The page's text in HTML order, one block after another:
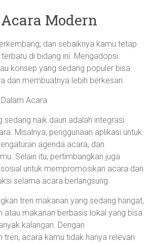
Modern
dan sebaiknya kamu tetap
di bidang ini. Mengadopsi
konsep yang sedang populer bisa
dan membuatnya lebih berkesan.
Acara
sedang naik daun adalah integrasi
Misalnya, penggunaan aplikasi untuk
agenda acara, dan
Selain itu, pertimbangkan juga
untuk mempromosikan acara dan
selama acara berlangsung.
tren makanan yang sedang hangat,
atau makanan berbasis lokal yang bisa
kalangan. Dengan
tren, acara kamu tidak hanya relevan